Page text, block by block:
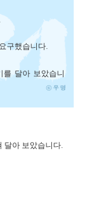
구했습니다.
를 달아 보았습니
달아 보았습니다.